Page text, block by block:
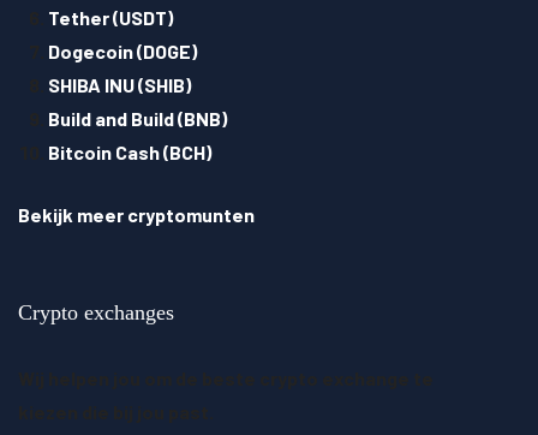
Tether (USDT)
Dogecoin (DOGE)
SHIBA INU (SHIB)
Build and Build (BNB)
Bitcoin Cash (BCH)
Bekijk meer cryptomunten
Crypto exchanges